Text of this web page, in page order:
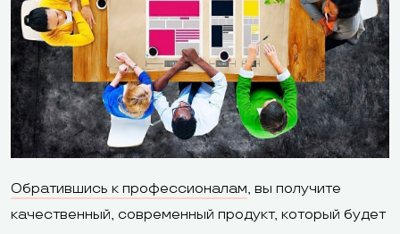
нуля
верстке
Обучающие
материалы
База знаний,
обучающие
статьи
Базы знаний,
мануалы,
Возможность
редактировать
и добавлять
Да Да
Обратившись к профессионалам, вы получите
качественный, современный продукт, который будет